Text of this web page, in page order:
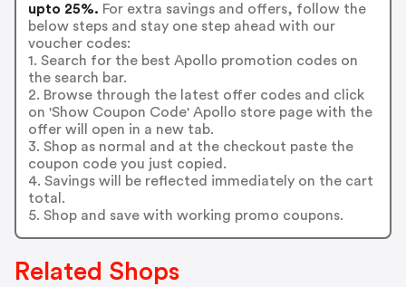
upto 25%. For extra savings and offers, follow the
below steps and stay one step ahead with our
voucher codes:
1. Search for the best Apollo promotion codes on
the search bar.
2. Browse through the latest offer codes and click
on 'Show Coupon Code' Apollo store page with the
offer will open in a new tab.
3. Shop as normal and at the checkout paste the
coupon code you just copied.
4. Savings will be reflected immediately on the cart
total.
5. Shop and save with working promo coupons.
Related Shops